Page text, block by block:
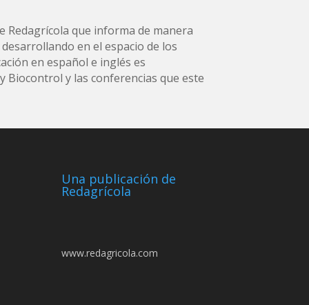
Redagrícola que informa de manera
en el espacio de los
en español e inglés es
Biocontrol y las conferencias que este
Una publicación de
Redagrícola
www.redagricola.com